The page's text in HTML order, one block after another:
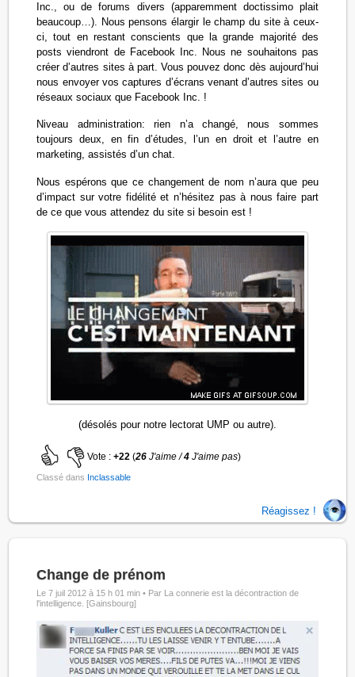
Inc., ou de forums divers (apparemment doctissimo plait
beaucoup…). Nous pensons élargir le champ du site à ceux-
ci, tout en restant conscients que la grande majorité des
posts viendront de Facebook Inc. Nous ne souhaitons pas
créer d’autres sites à part. Vous pouvez donc dès aujourd’hui
nous envoyer vos captures d’écrans venant d’autres sites ou
réseaux sociaux que Facebook Inc. !
Niveau administration: rien n’a changé, nous sommes
toujours deux, en fin d’études, l’un en droit et l’autre en
marketing, assistés d’un chat.
Nous espérons que ce changement de nom n’aura que peu
d’impact sur votre fidélité et n’hésitez pas à nous faire part
de ce que vous attendez du site si besoin est !
(désolés pour notre lectorat UMP ou autre).
Vote :+22 (26J'aime /4 J'aime pas)
Classé dans Inclassable
Réagissez !
Change de prénom
Le 7 juil 2012 à 15 h 01 min • Par La connerie est la décontraction de
l'intelligence. [Gainsbourg]